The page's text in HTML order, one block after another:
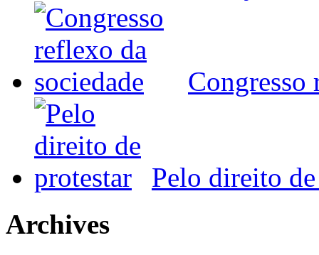
Congresso
Pelo direito
Archives